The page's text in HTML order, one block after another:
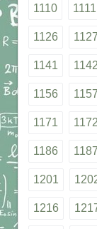
1110 1111
1126 1127
1141 1142
1156 1157
1171 1172
1186 1187
1201
1216